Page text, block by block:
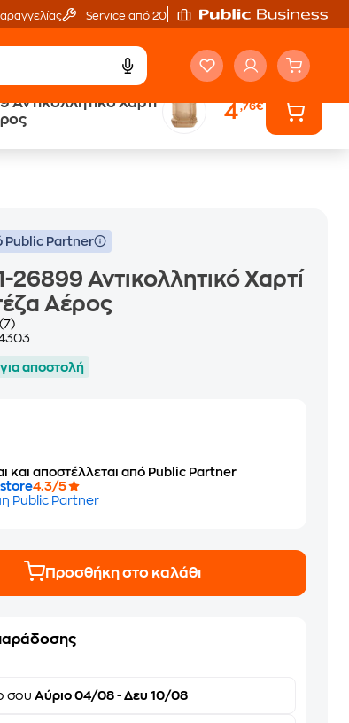
Service από 20'
Αντικολλητικό Χαρτί
4,76€
Public επιστροφή €
Public Partner
26899 Αντικολλητικό Χαρτί
Αέρος
(7)
αποστολή
και αποστέλλεται από Public Partner
4.3/5
Public Partner
Προσθήκη στο καλάθι
σου Αύριο 04/08 - Δευ 10/08